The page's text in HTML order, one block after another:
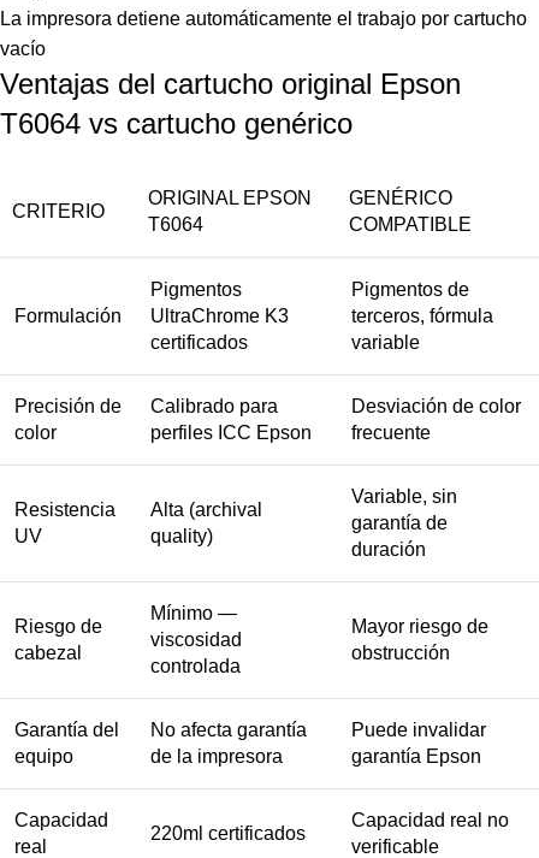
La impresora detiene automáticamente el trabajo por cartucho
vacío
Ventajas del cartucho original Epson
T6064 vs cartucho genérico
CRITERIO
ORIGINAL EPSON
T6064
GENÉRICO
COMPATIBLE
Formulación
Pigmentos
UltraChrome K3
certificados
Pigmentos de
terceros, fórmula
variable
Precisión de
color
Calibrado para
perfiles ICC Epson
Desviación de color
frecuente
Resistencia
UV
Alta (archival
quality)
Variable, sin
garantía de
duración
Riesgo de
cabezal
Mínimo —
viscosidad
controlada
Mayor riesgo de
obstrucción
Garantía del
equipo
No afecta garantía
de la impresora
Puede invalidar
garantía Epson
Capacidad
real
220ml certificados
Capacidad real no
verificable